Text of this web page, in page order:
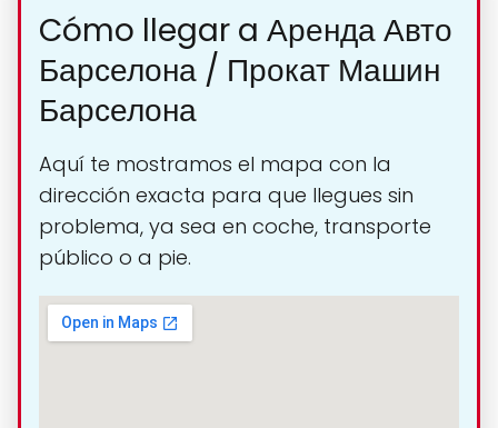
Cómo llegar a Аренда Авто
Барселона / Прокат Машин
Барселона
Aquí te mostramos el mapa con la
dirección exacta para que llegues sin
problema, ya sea en coche, transporte
público o a pie.